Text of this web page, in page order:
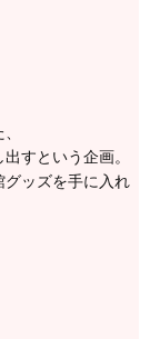
という企画。
ッズを手に入れ